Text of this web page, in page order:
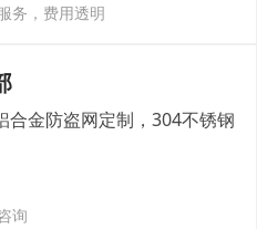
务，费用透明
合金防盗网定制，304不锈钢
询